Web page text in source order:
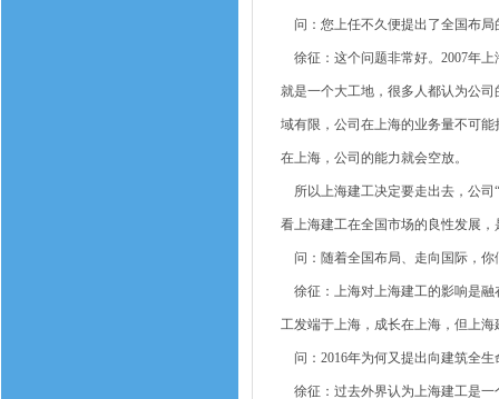
问：您上任不久便提出了全国布局
徐征：这个问题非常好。2007年
就是一个大工地，很多人都认为公
域有限，公司在上海的业务量不可
在上海，公司的能力就会空放。
所以上海建工决定要走出去，公司
看上海建工在全国市场的良性发展
问：随着全国布局、走向国际，你
徐征：上海对上海建工的影响是融
工发端于上海，成长在上海，但上
问：2016年为何又提出向建筑全生
徐征：过去外界认为上海建工是一